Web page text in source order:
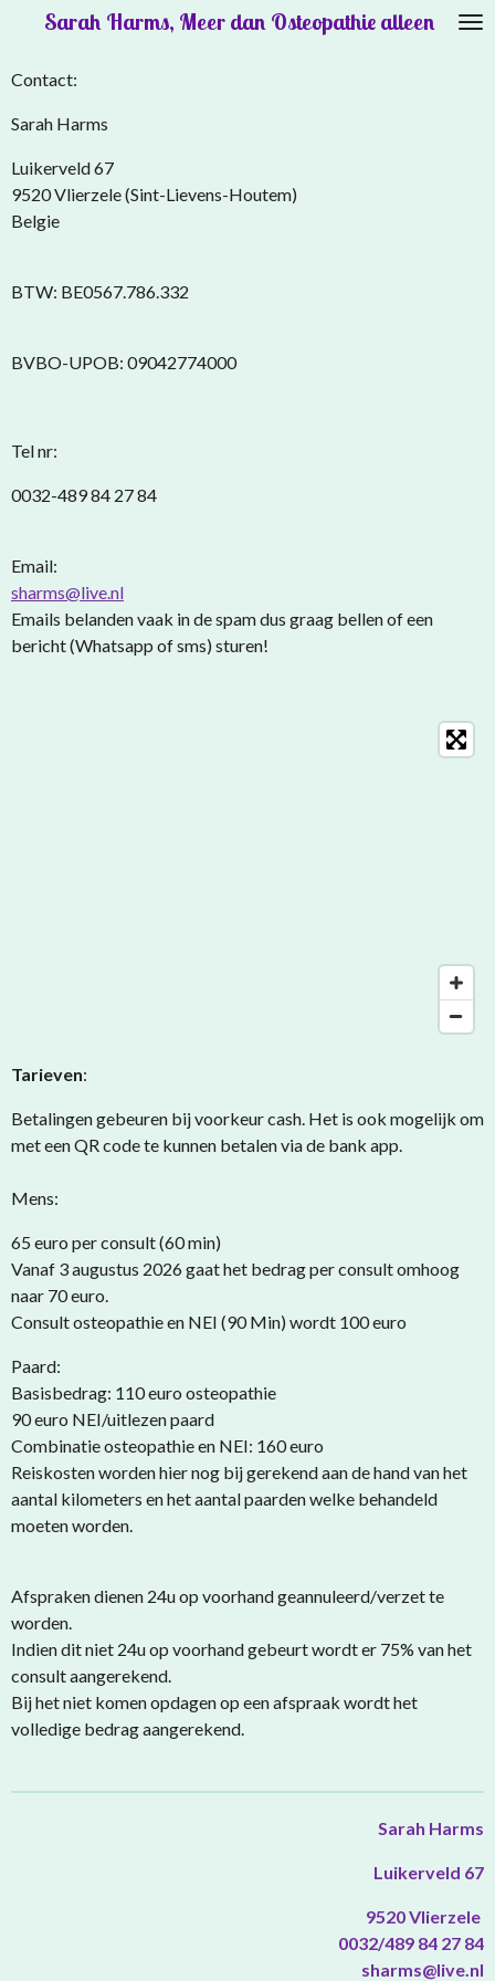
naar
hoofdinhoud
Sarah Harms, Meer dan Osteopathie alleen
Contact:
Sarah Harms
Luikerveld 67
9520 Vlierzele (Sint-Lievens-Houtem)
Belgie
BTW: BE0567.786.332
BVBO-UPOB: 09042774000
Tel nr:
0032-489 84 27 84
Email:
sharms@live.nl
Emails belanden vaak in de spam dus graag bellen of een
bericht (Whatsapp of sms) sturen!
Tarieven:
Betalingen gebeuren bij voorkeur cash. Het is ook mogelijk om
met een QR code te kunnen betalen via de bank app.
Mens:
65 euro per consult (60 min)
Vanaf 3 augustus 2026 gaat het bedrag per consult omhoog
naar 70 euro.
Consult osteopathie en NEI (90 Min) wordt 100 euro
Paard:
Basisbedrag: 110 euro osteopathie
90 euro NEI/uitlezen paard
Combinatie osteopathie en NEI: 160 euro
Reiskosten worden hier nog bij gerekend aan de hand van het
aantal kilometers en het aantal paarden welke behandeld
moeten worden.
Afspraken dienen 24u op voorhand geannuleerd/verzet te
worden.
Indien dit niet 24u op voorhand gebeurt wordt er 75% van het
consult aangerekend.
Bij het niet komen opdagen op een afspraak wordt het
volledige bedrag aangerekend.
Sarah Harms
Luikerveld 67
9520 Vlierzele
0032/489 84 27 84
sharms@live.nl